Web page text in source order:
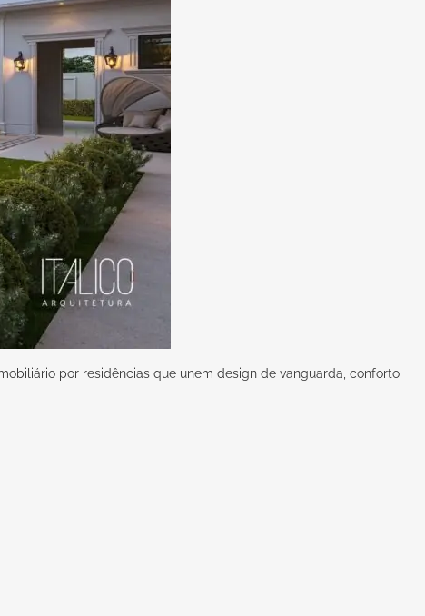
por residências que unem design de vanguarda, conforto